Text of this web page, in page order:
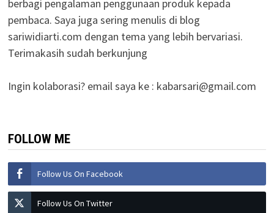
berbagi pengalaman penggunaan produk kepada
pembaca. Saya juga sering menulis di blog
sariwidiarti.com dengan tema yang lebih bervariasi.
Terimakasih sudah berkunjung
Ingin kolaborasi? email saya ke : kabarsari@gmail.com
FOLLOW ME
Follow Us On Facebook
Follow Us On Twitter